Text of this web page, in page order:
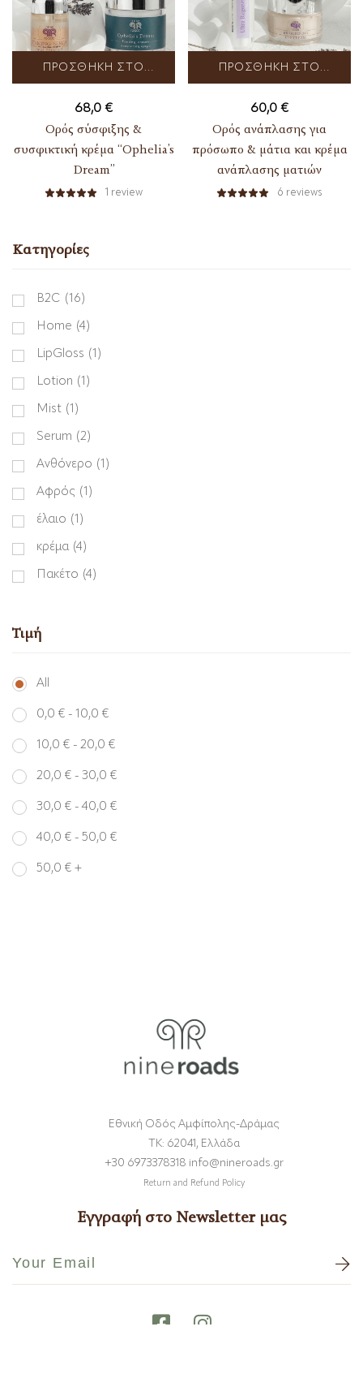
ΠΡΟΣΘΉΚΗ ΣΤΟ
68,0 €
Ορός σύσφιξης &
συσφικτική κρέμα “Ophelia’s
Dream”
1 review
ΠΡΟΣΘΉΚΗ ΣΤΟ
60,0 €
Ορός ανάπλασης για
πρόσωπο & μάτια και κρέμα
ανάπλασης ματιών
6 reviews
Κατηγορίες
B2C (16)
Home (4)
LipGloss (1)
Lotion (1)
Mist (1)
Serum (2)
Ανθόνερο (1)
Αφρός (1)
έλαιο (1)
κρέμα (4)
Πακέτο (4)
Τιμή
All
0,0 € - 10,0 €
10,0 € - 20,0 €
20,0 € - 30,0 €
30,0 € - 40,0 €
40,0 € - 50,0 €
50,0 € +
Εθνική Οδός Αμφίπολης-Δράμας
ΤΚ: 62041, Ελλάδα
+30 6973378318 info@nineroads.gr
Return and Refund Policy
Εγγραφή στο Newsletter μας